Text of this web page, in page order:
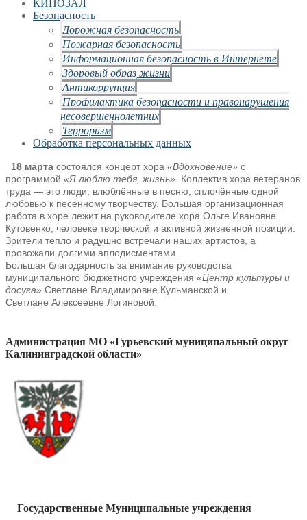
КИНОЗАЛ
Безопасность
Дорожная безопасность
Пожарная безопасность
Информационная безопасность в Интернете
Здоровый образ жизни
Антикоррупция
Профилактика безопасности и правонарушения
несовершеннолетних
Терроризм
Обработка персональных данных
18 марта состоялся концерт хора «Вдохновение» с
программой «Я люблю тебя, жизнь». Коллектив хора ветеранов
труда — это люди, влюблённые в песню, сплочённые одной
любовью к песенному творчеству. Большая организационная
работа в хоре лежит на руководителе хора Ольге Ивановне
Кутовенко, человеке творческой и активной жизненной позиции.
Зрители тепло и радушно встречали наших артистов, а
провожали долгими аплодисментами.
Большая благодарность за внимание руководства
муниципального бюджетного учреждения «Центр культуры и
досуга» Светлане Владимировне Кульманской и
Светлане Алексеевне Логиновой.
Администрация МО «Гурьевский муниципальный округ
Калининградской области»
Государственные Муниципальные учреждения